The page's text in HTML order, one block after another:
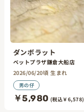
ダンボラット
ペットプラザ鎌倉大船店
2026/06/20頃 生まれ
男の仔
￥5,980 (税込￥6,578)